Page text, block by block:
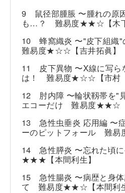
9 鼠径部腫脹 〜腫れの原
も…？ 難易度★★☆【木下
10 蜂窩織炎 〜"皮下組織"
難易度★☆☆【吉井拓眞】
11 皮下異物 〜X線に写ら
は！ 難易度★☆☆【市村
12 肘内障 〜輪状靱帯を"
エコーだけ 難易度★★☆【
13 急性虫垂炎 応用編 〜
ーのピットフォール 難
14 急性膵炎 〜忘れた頃
★★★【本間利生】
15 急性腸炎 〜病歴と身体
て 難易度★★☆【本間利生